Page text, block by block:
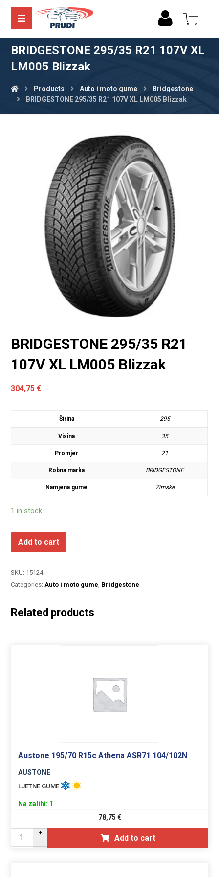
BRIDGESTONE 295/35 R21 107V XL
LM005 Blizzak
Products Auto i moto gume
Bridgestone
BRIDGESTONE 295/35 R21 107V XL LM005 Blizzak
BRIDGESTONE 295/35 R21
107V XL LM005 Blizzak
304,75€
Širina 295
Visina 35
Promjer 21
Robna marka BRIDGESTONE
Namjena gume Zimske
1 in stock
Add to cart
SKU: 15124
Categories:Auto i moto gume, Bridgestone
Related products
Austone 195/70 R15c Athena ASR71 104/102N
AUSTONE
LJETNE GUME
Na zalihi: 1
78,75 €
+
-
Add to cart